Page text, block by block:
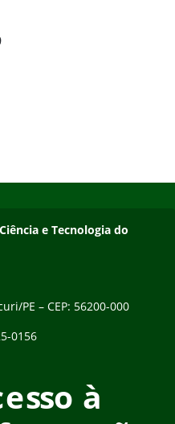
e Tecnologia do
PE – CEP: 56200-000
0156